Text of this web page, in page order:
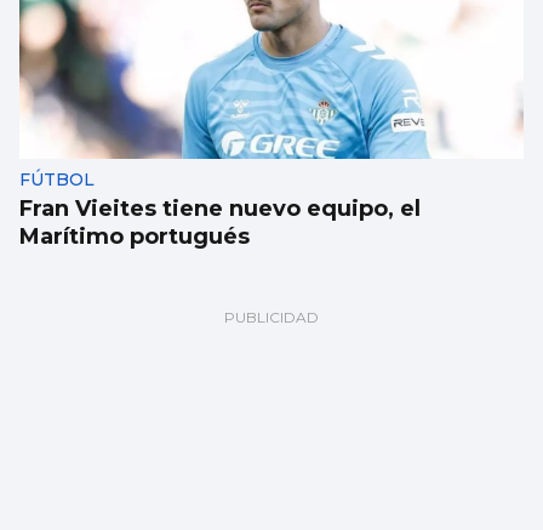
FÚTBOL
Fran Vieites tiene nuevo equipo, el
Marítimo portugués